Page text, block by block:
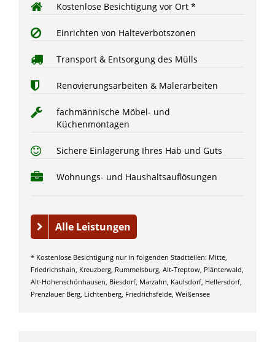
Kostenlose Besichtigung vor Ort *
Einrichten von Halteverbotszonen
Transport & Entsorgung des Mülls
Renovierungsarbeiten & Malerarbeiten
fachmännische Möbel- und
Küchenmontagen
Sichere Einlagerung Ihres Hab und Guts
Wohnungs- und Haushaltsauflösungen
Alle Leistungen
* Kostenlose Besichtigung nur in folgenden Stadtteilen: Mitte,
Friedrichshain, Kreuzberg, Rummelsburg, Alt-Treptow, Plänterwald,
Alt-Hohenschönhausen, Biesdorf, Marzahn, Kaulsdorf, Hellersdorf,
Prenzlauer Berg, Lichtenberg, Friedrichsfelde, Weißensee